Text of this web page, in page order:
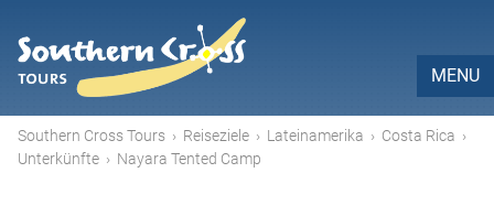
MENU
Southern Cross Tours › Reiseziele › Lateinamerika › Costa Rica ›
Unterkünfte › Nayara Tented Camp